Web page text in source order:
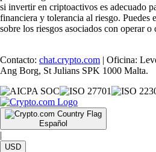
si invertir en criptoactivos es adecuado
financiera y tolerancia al riesgo. Puedes
sobre los riesgos asociados con operar
Contacto: chat.crypto.com | Oficina:
Ang Borg, St Julians SPK 1000 Malta.
Español
|
USD